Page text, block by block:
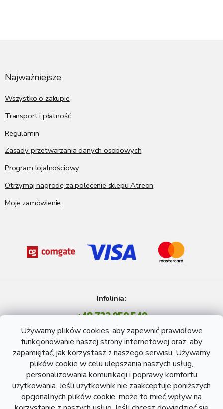
Używamy plików cookies, aby zapewnić prawidłowe
funkcjonowanie naszej strony internetowej oraz, aby
zapamiętać, jak korzystasz z naszego serwisu. Używamy
plików cookie w celu ulepszania naszych usług,
personalizowania komunikacji i poprawy komfortu
użytkowania. Jeśli użytkownik nie zaakceptuje poniższych
opcjonalnych plików cookie, może to mieć wpływ na
Najważniejsze
Wszystko o zakupie
Transport i płatność
Regulamin
Zasady przetwarzania danych osobowych
Program lojalnościowy
Otrzymaj nagrodę za polecenie sklepu Atreon
Moje zamówienie
Infolinia:
+48 732 059 549
Pon - Pt: 8 - 15 godź.
info@atreon.pl